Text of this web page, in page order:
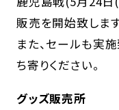
販売を開始致します
また、セールも実
ち寄りください。
グッズ販売所